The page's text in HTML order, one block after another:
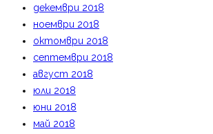
декември 2018
ноември 2018
октомври 2018
септември 2018
август 2018
юли 2018
юни 2018
май 2018